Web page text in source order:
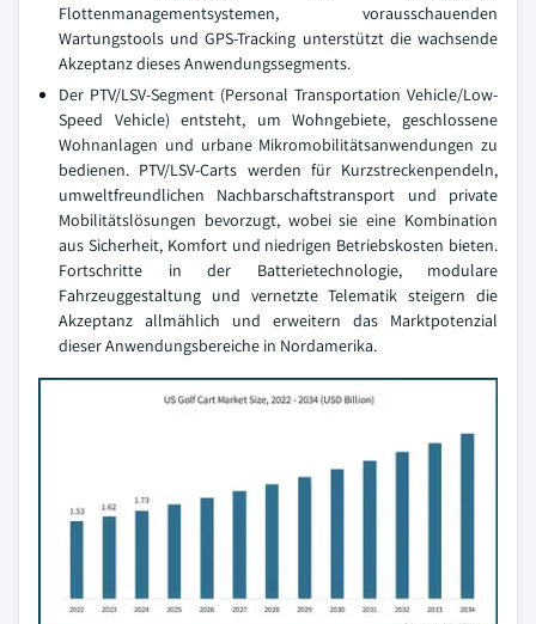
Flottenmanagementsystemen, vorausschauenden
Wartungstools und GPS-Tracking unterstützt die wachsende
Akzeptanz dieses Anwendungssegments.
Der PTV/LSV-Segment (Personal Transportation Vehicle/Low-
Speed Vehicle) entsteht, um Wohngebiete, geschlossene
Wohnanlagen und urbane Mikromobilitätsanwendungen zu
bedienen. PTV/LSV-Carts werden für Kurzstreckenpendeln,
umweltfreundlichen Nachbarschaftstransport und private
Mobilitätslösungen bevorzugt, wobei sie eine Kombination
aus Sicherheit, Komfort und niedrigen Betriebskosten bieten.
Fortschritte in der Batterietechnologie, modulare
Fahrzeuggestaltung und vernetzte Telematik steigern die
Akzeptanz allmählich und erweitern das Marktpotenzial
dieser Anwendungsbereiche in Nordamerika.